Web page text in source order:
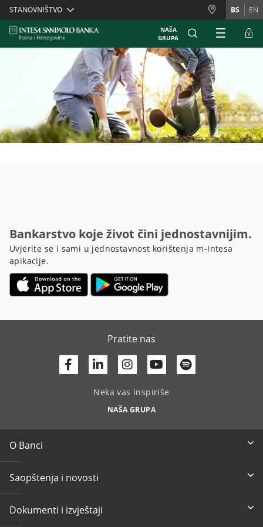
Skiplinks
STANOVNIŠTVO BS EN
NAŠA
GRUPA
Bankarstvo koje život čini jednostavnijim.
Uvjerite se i sami u jednostavnost korištenja m-Intesa
apikacije.
Pratite nas
Facebook
Linkedin Youtube
Neka vas inspiriše
NAŠA GRUPA
O Banci
Saopštenja i novosti
Dokumenti i izvještaji